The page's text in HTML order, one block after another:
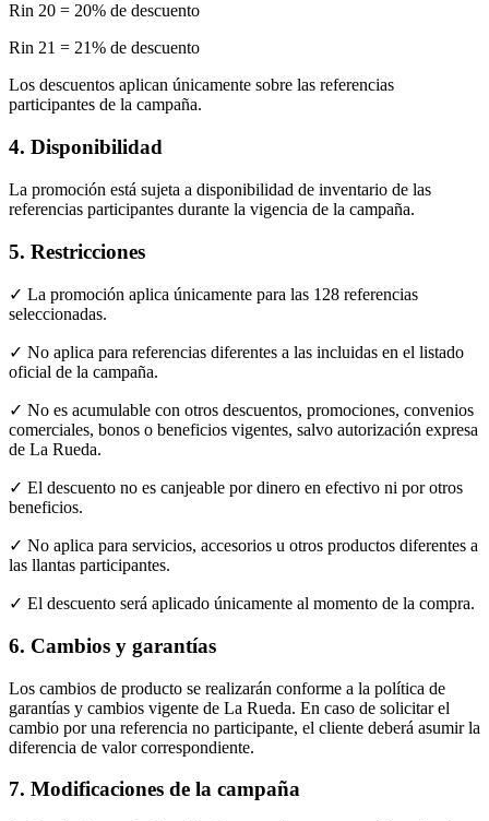
Rin 20 = 20% de descuento
Rin 21 = 21% de descuento
Los descuentos aplican únicamente sobre las referencias
participantes de la campaña.
4. Disponibilidad
La promoción está sujeta a disponibilidad de inventario de las
referencias participantes durante la vigencia de la campaña.
5. Restricciones
✓ La promoción aplica únicamente para las 128 referencias
seleccionadas.
✓ No aplica para referencias diferentes a las incluidas en el listado
oficial de la campaña.
✓ No es acumulable con otros descuentos, promociones, convenios
comerciales, bonos o beneficios vigentes, salvo autorización expresa
de La Rueda.
✓ El descuento no es canjeable por dinero en efectivo ni por otros
beneficios.
✓ No aplica para servicios, accesorios u otros productos diferentes a
las llantas participantes.
✓ El descuento será aplicado únicamente al momento de la compra.
6. Cambios y garantías
Los cambios de producto se realizarán conforme a la política de
garantías y cambios vigente de La Rueda. En caso de solicitar el
cambio por una referencia no participante, el cliente deberá asumir la
diferencia de valor correspondiente.
7. Modificaciones de la campaña